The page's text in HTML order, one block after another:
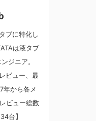
ブに特化し
は液タブ
ジニア。
ビュー、最
年から各メ
ビュー総数
台】